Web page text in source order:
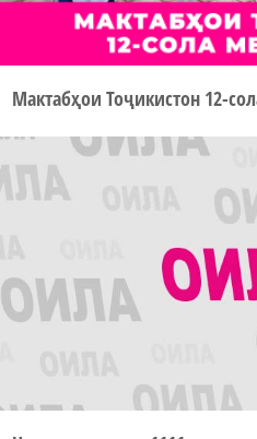
Мактабҳои Тоҷикистон 12-